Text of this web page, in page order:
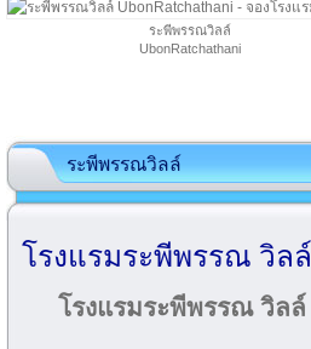
ระพีพรรณวิลล์
UbonRatchathani
ระพีพรรณวิลล์
โรงแรมระพีพรรณ วิลล์
โรงแรมระพีพรรณ วิลล์